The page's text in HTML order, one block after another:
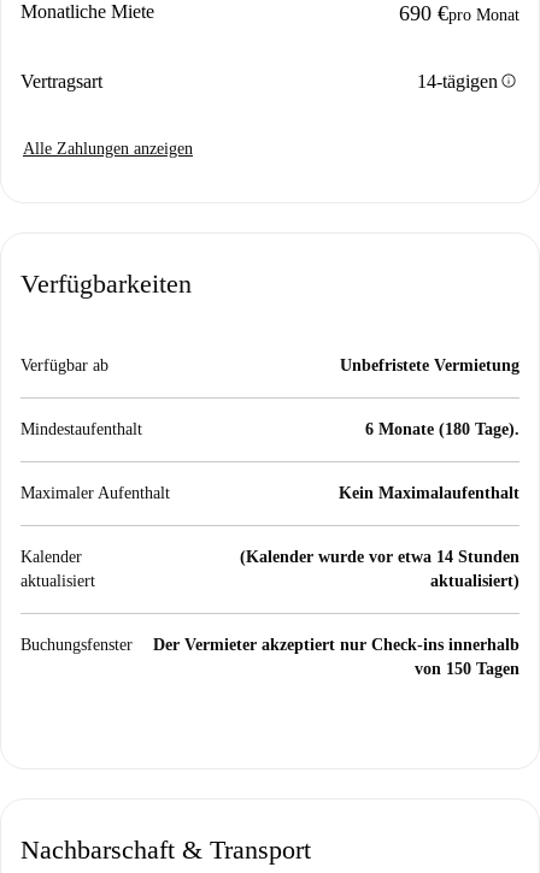
Monatliche Miete 690 €pro Monat
Vertragsart 14-tägigen info
Alle Zahlungen anzeigen
Verfügbarkeiten
Verfügbar ab Unbefristete Vermietung
Mindestaufenthalt 6 Monate (180 Tage).
Maximaler Aufenthalt Kein Maximalaufenthalt
Kalender
aktualisiert
(Kalender wurde vor etwa 14 Stunden
aktualisiert)
Buchungsfenster
Der Vermieter akzeptiert nur Check-ins innerhalb
von 150 Tagen
Nachbarschaft & Transport